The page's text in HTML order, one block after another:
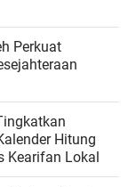
Perkuat
Hitung
Kearifan Lokal